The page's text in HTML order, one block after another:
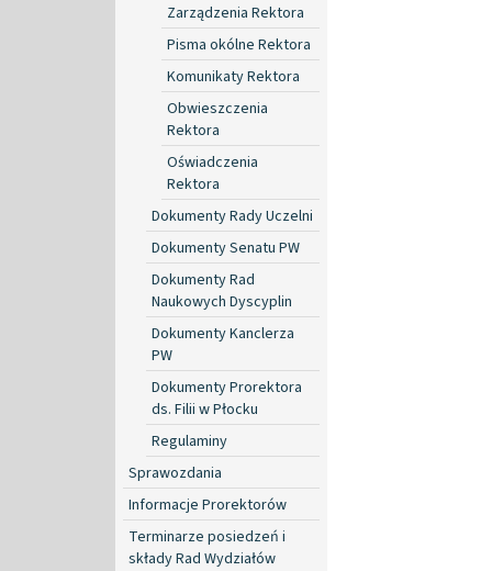
Zarządzenia Rektora
Pisma okólne Rektora
Komunikaty Rektora
Obwieszczenia
Rektora
Oświadczenia
Rektora
Dokumenty Rady Uczelni
Dokumenty Senatu PW
Dokumenty Rad
Naukowych Dyscyplin
Dokumenty Kanclerza
PW
Dokumenty Prorektora
ds. Filii w Płocku
Regulaminy
Sprawozdania
Informacje Prorektorów
Terminarze posiedzeń i
składy Rad Wydziałów